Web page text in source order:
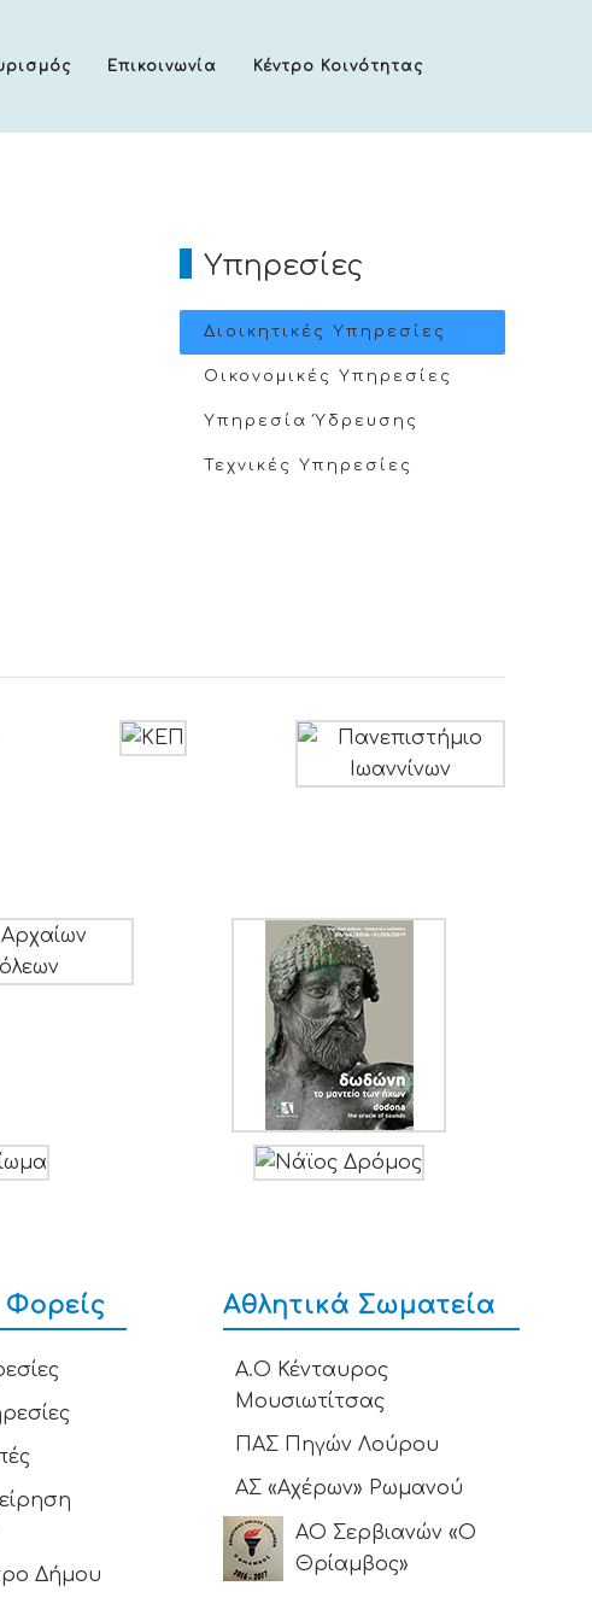
Επικοινωνία Κέντρο Κοινότητας
Υπηρεσίες
Διοικητικές Υπηρεσίες
Οικονομικές Υπηρεσίες
Υπηρεσία Ύδρευσης
Τεχνικές Υπηρεσίες
Δήμου
Αθλητικά Σωματεία
Α.Ο Κένταυρος
Μουσιωτίτσας
ΠΑΣ Πηγών Λούρου
ΑΣ «Αχέρων» Ρωμανού
ΑΟ Σερβιανών «Ο
Θρίαμβος»